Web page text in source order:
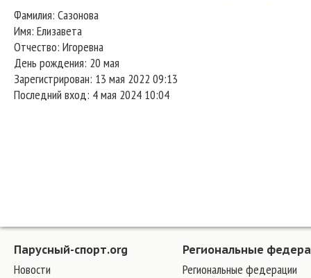
Фамилия: Сазонова
Имя: Елизавета
Отчество: Игоревна
День рождения: 20 мая
Зарегистрирован: 13 мая 2022 09:13
Последний вход: 4 мая 2024 10:04
Парусный-спорт.org
Новости
Региональные
Региональные федерации